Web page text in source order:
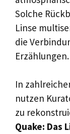
Solche
Linse
die
Erzählungen.
In
nutzen
zu
Quake: Das